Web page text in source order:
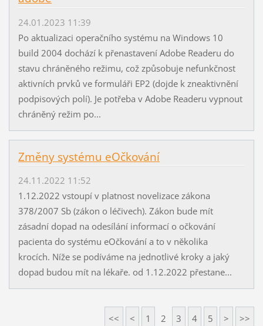
24.01.2023 11:39
Po aktualizaci operačního systému na Windows 10
build 2004 dochází k přenastavení Adobe Readeru do
stavu chráněného režimu, což způsobuje nefunkčnost
aktivních prvků ve formuláři EP2 (dojde k zneaktivnění
podpisových polí). Je potřeba v Adobe Readeru vypnout
chráněný režim po...
Změny systému eOčkování
24.11.2022 11:52
1.12.2022 vstoupí v platnost novelizace zákona
378/2007 Sb (zákon o léčivech). Zákon bude mít
zásadní dopad na odesílání informací o očkování
pacienta do systému eOčkování a to v několika
krocích. Níže se podíváme na jednotlivé kroky a jaký
dopad budou mít na lékaře. od 1.12.2022 přestane...
<< < 1 2 3 4 5 > >>